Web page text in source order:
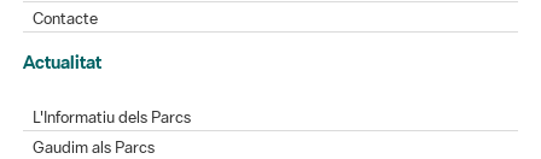
Contacte
Actualitat
L'Informatiu dels Parcs
Gaudim als Parcs